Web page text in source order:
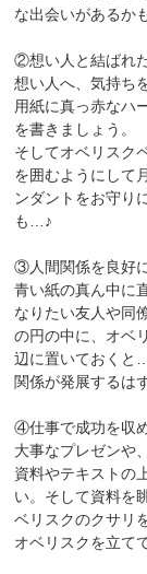
な出会いがあるか
②想い人と結ばれ
想い人へ、気持ち
用紙に真っ赤なハ
を書きましょう。
そしてオベリスク
を囲むようにして
ンダントをお守り
も…♪
③人間関係を良好
青い紙の真ん中に
なりたい友人や同
の円の中に、オベ
辺に置いておくと
関係が発展するは
④仕事で成功を収
大事なプレゼンや
資料やテキストの
い。そして資料を
ベリスクのクサリ
オベリスクを立て